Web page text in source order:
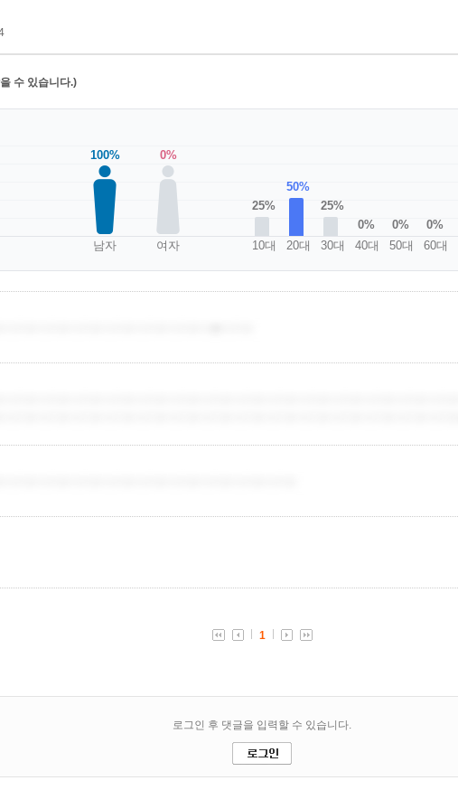
수 있습니다.)
100%
남자
0%
여자
25%
10대
50%
20대
25%
30대
0%
40대
0%
50대
0%
60대